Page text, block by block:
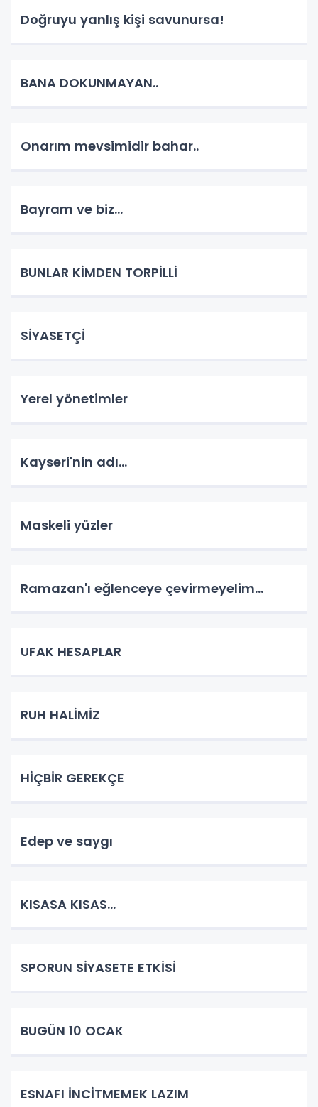
Doğruyu yanlış kişi savunursa!
BANA DOKUNMAYAN..
Onarım mevsimidir bahar..
Bayram ve biz...
BUNLAR KİMDEN TORPİLLİ
SİYASETÇİ
Yerel yönetimler
Kayseri'nin adı...
Maskeli yüzler
Ramazan'ı eğlenceye çevirmeyelim...
UFAK HESAPLAR
RUH HALİMİZ
HİÇBİR GEREKÇE
Edep ve saygı
KISASA KISAS...
SPORUN SİYASETE ETKİSİ
BUGÜN 10 OCAK
ESNAFI İNCİTMEMEK LAZIM